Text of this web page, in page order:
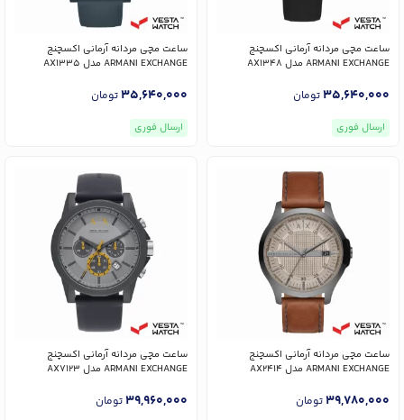
ساعت مچی مردانه آرمانی اکسچنج
ARMANI EXCHANGE مدل AX1348
35,640,000تومان
ارسال فوری
ساعت مچی مردانه آرمانی اکسچنج
ARMANI EXCHANGE مدل AX1335
35,640,000تومان
ارسال فوری
ساعت مچی مردانه آرمانی اکسچنج
ARMANI EXCHANGE مدل AX2414
39,780,000تومان
ساعت مچی مردانه آرمانی اکسچنج
ARMANI EXCHANGE مدل AX7123
39,960,000تومان